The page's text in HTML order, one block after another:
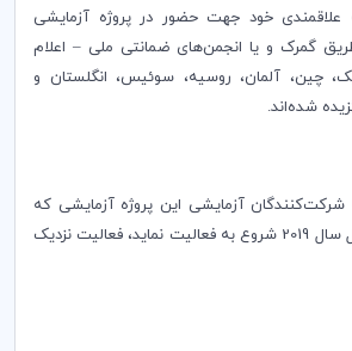
علاقمندی خود جهت حضور در پروژه آزمایشی
گمرک و یا انجمن‌های ضمانتی ملی – اعلام
چین، آلمان، روسیه، سوئیس، انگلستان و
شده‌اند.
آزمایشی این پروژه آزمایشی که
قرار است در سه ماه اول سال 2019 شروع به فعالیت نماید، فعالیت نزدیک